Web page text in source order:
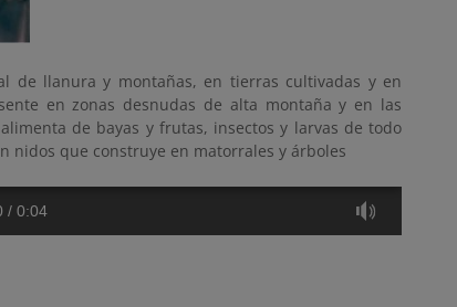
de llanura y montañas, en tierras cultivadas y en
en zonas desnudas de alta montaña y en las
de bayas y frutas, insectos y larvas de todo
nidos que construye en matorrales y árboles
/ 0:04